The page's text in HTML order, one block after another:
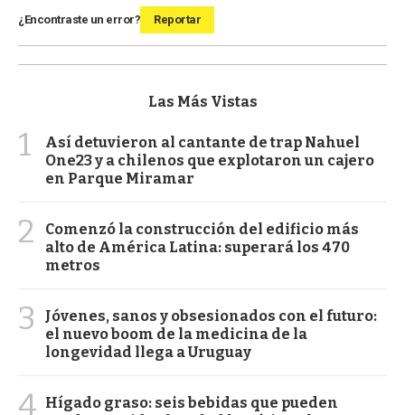
¿Encontraste un error? Reportar
Las Más Vistas
1
Así detuvieron al cantante de trap Nahuel
One23 y a chilenos que explotaron un cajero
en Parque Miramar
2
Comenzó la construcción del edificio más
alto de América Latina: superará los 470
metros
3
Jóvenes, sanos y obsesionados con el futuro:
el nuevo boom de la medicina de la
longevidad llega a Uruguay
4 Hígado graso: seis bebidas que pueden